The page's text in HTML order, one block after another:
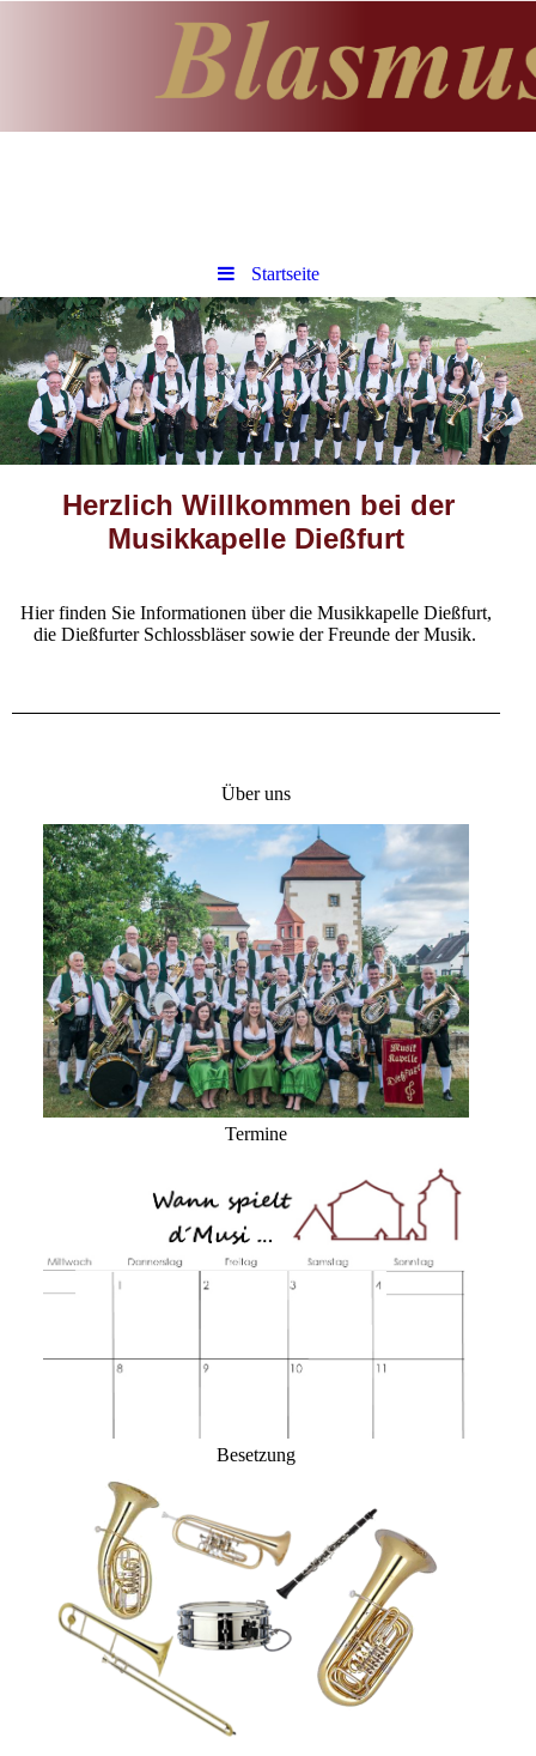
Startseite
Herzlich Willkommen bei der
Musikkapelle Dießfurt
Hier finden Sie Informationen über die Musikkapelle Dießfurt,
die Dießfurter Schlossbläser sowie der Freunde der Musik.
Über uns
Termine
Besetzung